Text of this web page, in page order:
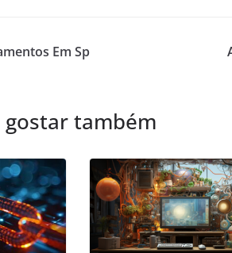
Em Sp
gostar também